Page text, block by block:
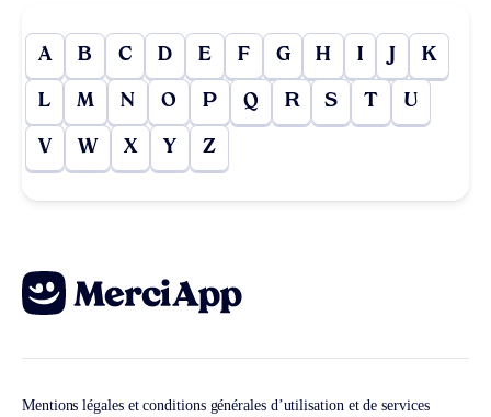
A B C D E F G H I J K
L M N O P Q R S T U
V W X Y Z
Mentions légales et conditions générales d’utilisation et de services